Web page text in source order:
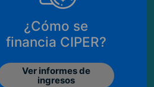
¿Cómo se
financia CIPER?
Ver informes de
ingresos